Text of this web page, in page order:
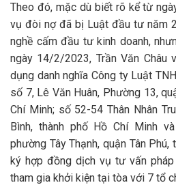
Theo đó, mặc dù biết rõ kể từ
vụ đòi nợ đã bị Luật đầu tư năm
nghề cấm đầu tư kinh doanh,
ngày 14/2/2023, Trần Văn Châu
dụng danh nghĩa Công ty Luật
số 7, Lê Văn Huân, Phường 13,
Chí Minh; số 52-54 Thân Nhân
Bình, thành phố Hồ Chí Minh
phường Tây Thạnh, quận Tân
ký hợp đồng dịch vụ tư vấn
tham gia khởi kiện tại tòa với 7 tổ